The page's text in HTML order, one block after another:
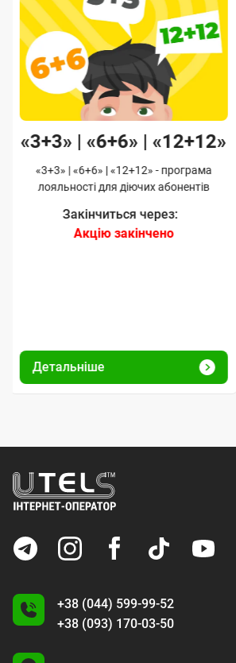
«3+3» | «6+6» | «12+12»
«3+3» | «6+6» | «12+12» - програма
лояльності для діючих абонентів
Закінчиться через:
Акцію закінчено
Детальніше
+38 (044) 599-99-52
+38 (093) 170-03-50